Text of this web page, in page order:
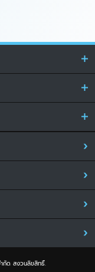
กัด สงวนลิขสิทธิ์.